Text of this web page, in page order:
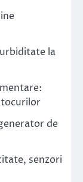
la
de
senzori